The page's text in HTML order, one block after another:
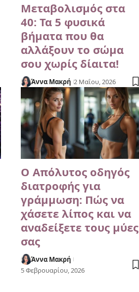
Μεταβολισμός στα
40: Τα 5 φυσικά
βήματα που θα
αλλάξουν το σώμα
σου χωρίς δίαιτα!
Άννα Μακρή 2 Μαΐου, 2026
Ο Απόλυτος οδηγός
διατροφής για
γράμμωση: Πώς να
χάσετε λίπος και να
αναδείξετε τους μύες
σας
Άννα Μακρή
5 Φεβρουαρίου, 2026